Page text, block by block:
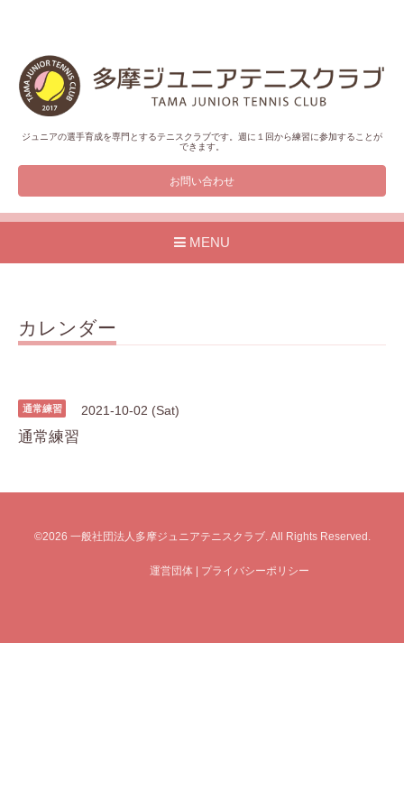
ジュニアの選手育成を専門とするテニスクラブです。週に１回から練習に参加することが
できます。
お問い合わせ
MENU
カレンダー
通常練習 2021-10-02 (Sat)
通常練習
©2026 一般社団法人多摩ジュニアテニスクラブ. All Rights Reserved.
運営団体 | プライバシーポリシー